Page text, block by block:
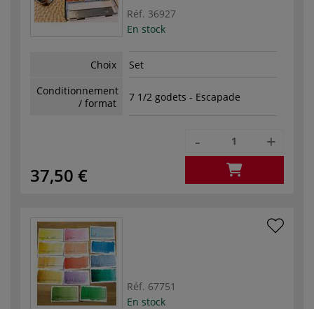
Réf. 36927
En stock
Choix
Set
Conditionnement
/ format
7 1/2 godets - Escapade
37,50 €
- +
Réf. 67751
En stock